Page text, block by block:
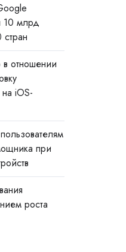
10 млрд
отношении
iOS-
при
роста